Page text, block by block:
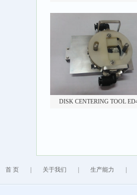
DISK CENTERING TOOL
首 页 关于我们 生产能力